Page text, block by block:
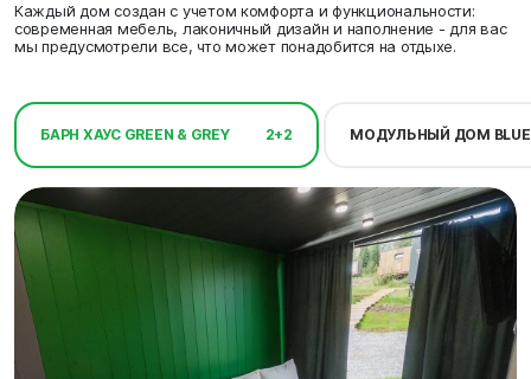
Каждый дом создан с учетом комфорта и функциональности:
современная мебель, лаконичный дизайн и наполнение - для вас
мы предусмотрели все, что может понадобится на отдыхе.
БАРН ХАУС GREEN & GREY 2+2 МОДУЛЬНЫЙ ДОМ BLUE